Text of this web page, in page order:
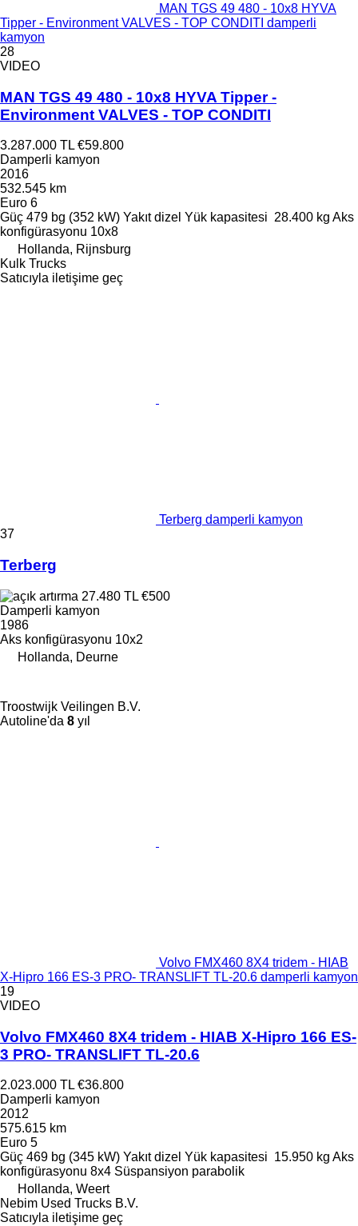
MAN TGS 49 480 - 10x8 HYVA
Tipper - Environment VALVES - TOP CONDITI damperli
kamyon
28
VIDEO
MAN TGS 49 480 - 10x8 HYVA Tipper -
Environment VALVES - TOP CONDITI
3.287.000 TL €59.800
Damperli kamyon
2016
532.545 km
Euro 6
Güç 479 bg (352 kW) Yakıt dizel Yük kapasitesi 28.400 kg Aks
konfigürasyonu 10x8
Hollanda, Rijnsburg
Kulk Trucks
Satıcıyla iletişime geç
Terberg damperli kamyon
37
Terberg
27.480 TL €500
Damperli kamyon
1986
Aks konfigürasyonu 10x2
Hollanda, Deurne
Troostwijk Veilingen B.V.
Autoline'da 8 yıl
Volvo FMX460 8X4 tridem - HIAB
X-Hipro 166 ES-3 PRO- TRANSLIFT TL-20.6 damperli kamyon
19
VIDEO
Volvo FMX460 8X4 tridem - HIAB X-Hipro 166 ES-
3 PRO- TRANSLIFT TL-20.6
2.023.000 TL €36.800
Damperli kamyon
2012
575.615 km
Euro 5
Güç 469 bg (345 kW) Yakıt dizel Yük kapasitesi 15.950 kg Aks
konfigürasyonu 8x4 Süspansiyon parabolik
Hollanda, Weert
Nebim Used Trucks B.V.
Satıcıyla iletişime geç